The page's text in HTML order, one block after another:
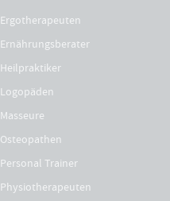
Ergotherapeuten
Ernährungsberater
Heilpraktiker
Logopäden
Masseure
Osteopathen
Personal Trainer
Physiotherapeuten